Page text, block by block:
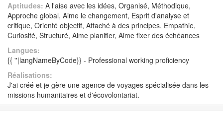
Aptitudes: A l'aise avec les idées, Organisé, Méthodique,
Approche global, Aime le changement, Esprit d'analyse et
critique, Orienté objectif, Attaché à des principes, Empathie,
Curiosité, Structuré, Aime planifier, Aime fixer des échéances
Langues:
{{ ''|langNameByCode}} - Professional working proficiency
Réalisations:
J'ai créé et je gère une agence de voyages spécialisée dans les
missions humanitaires et d'écovolontariat.